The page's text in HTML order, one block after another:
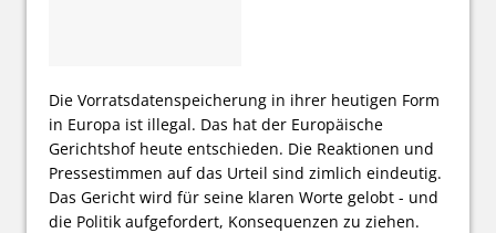
Die Vorratsdatenspeicherung in ihrer heutigen Form
in Europa ist illegal. Das hat der Europäische
Gerichtshof heute entschieden. Die Reaktionen und
Pressestimmen auf das Urteil sind zimlich eindeutig.
Das Gericht wird für seine klaren Worte gelobt - und
die Politik aufgefordert, Konsequenzen zu ziehen.